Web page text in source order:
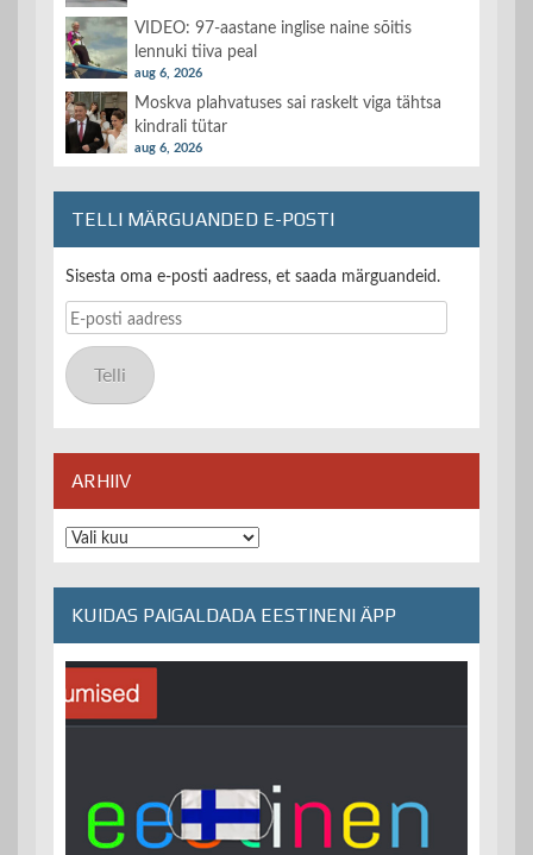
VIDEO: 97-aastane inglise naine sõitis
lennuki tiiva peal
aug 6, 2026
Moskva plahvatuses sai raskelt viga tähtsa
kindrali tütar
aug 6, 2026
TELLI MÄRGUANDED E-POSTI
Sisesta oma e-posti aadress, et saada märguandeid.
E-
posti
aadress
Telli
ARHIIV
Arhiiv
KUIDAS PAIGALDADA EESTINENI ÄPP